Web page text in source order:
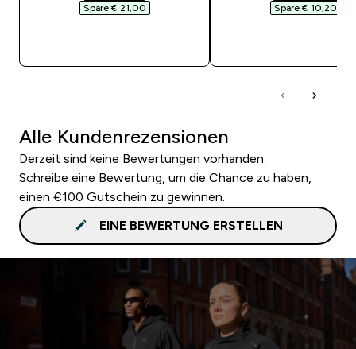
Spare € 21,00‎
Spare € 10,20‎
Alle Kundenrezensionen
Derzeit sind keine Bewertungen vorhanden.
Schreibe eine Bewertung, um die Chance zu haben,
einen €100 Gutschein zu gewinnen.
EINE BEWERTUNG ERSTELLEN